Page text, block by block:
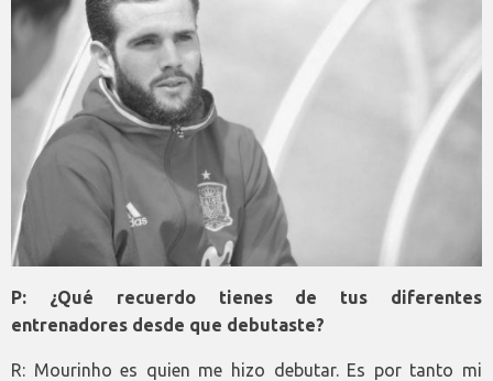
P: ¿Qué recuerdo tienes de tus diferentes
entrenadores desde que debutaste?
R: Mourinho es quien me hizo debutar. Es por tanto mi